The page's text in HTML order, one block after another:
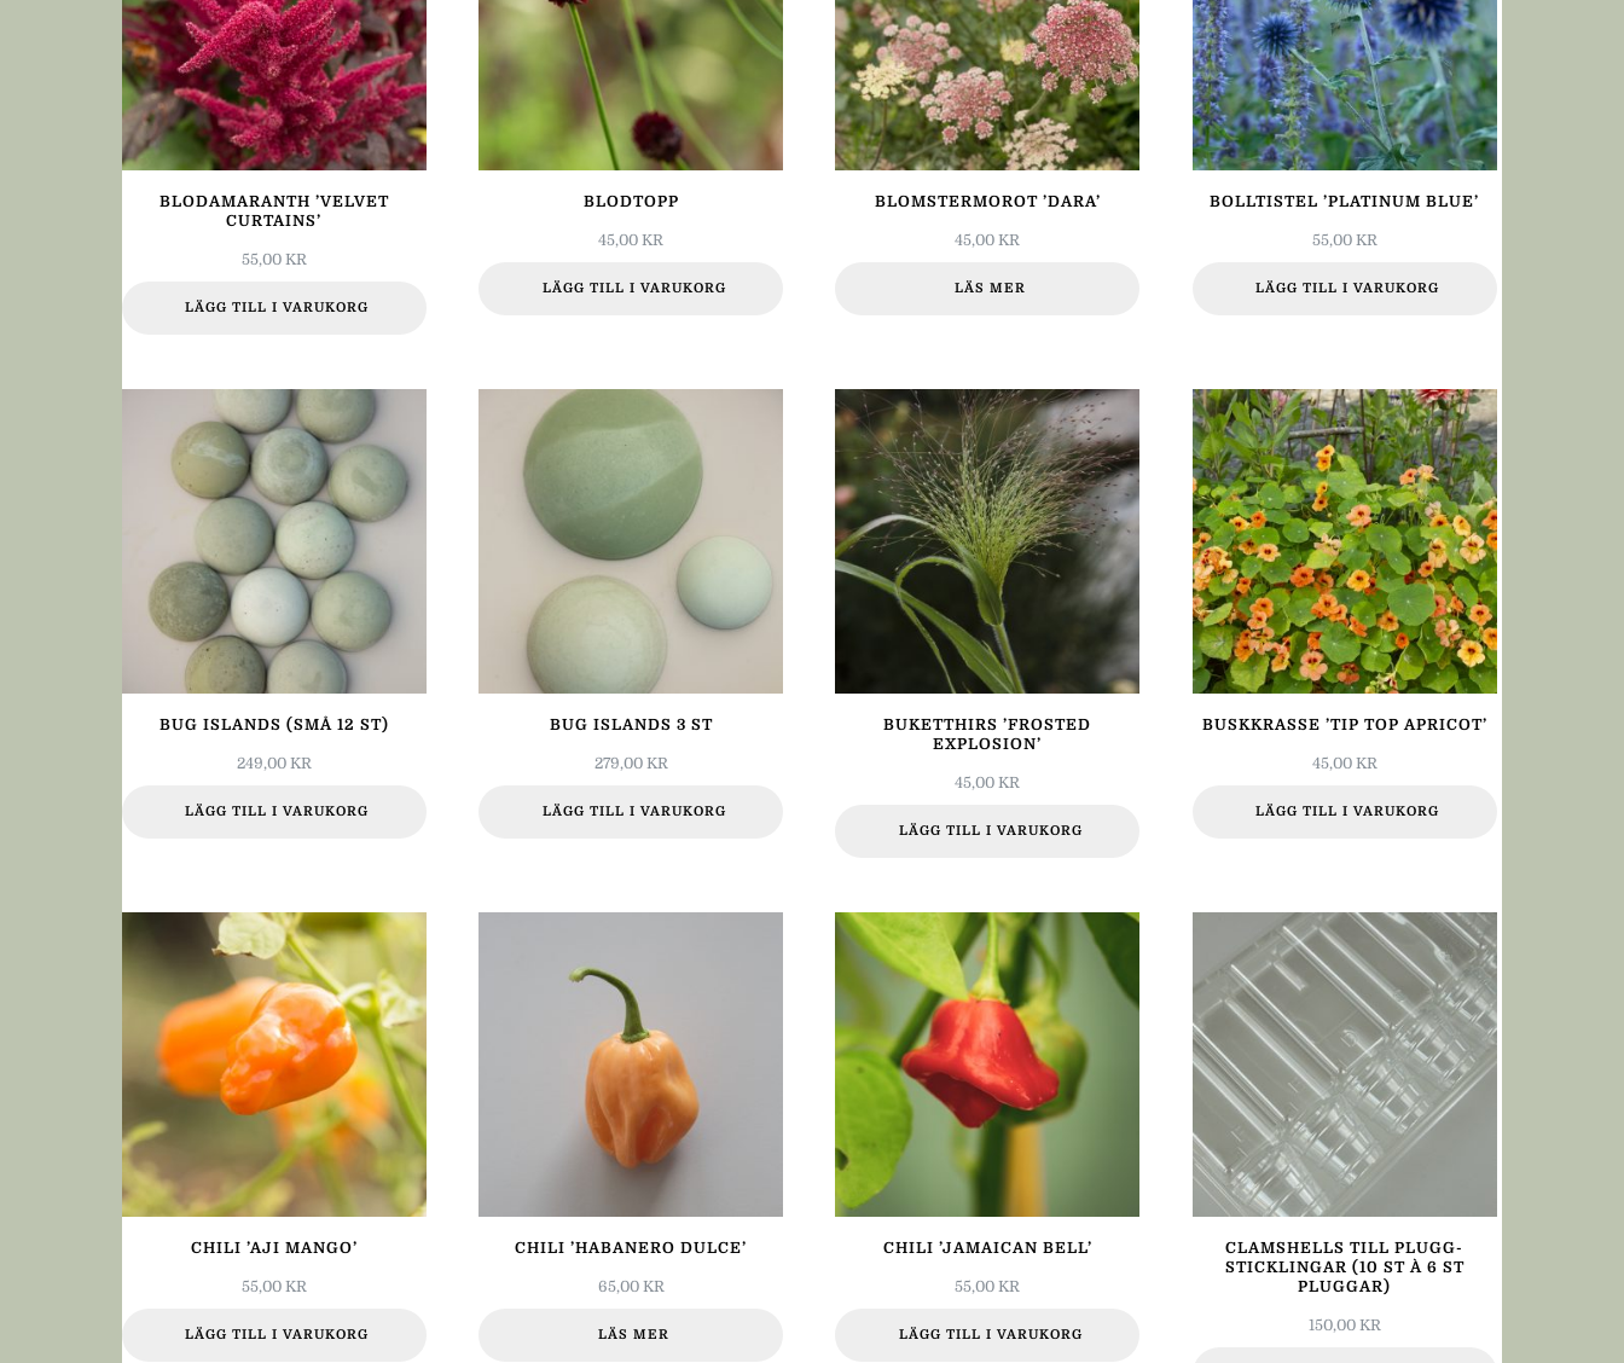
BLODAMARANTH ’VELVET
CURTAINS’
55,00 KR
LÄGG TILL I VARUKORG
BLODTOPP
45,00KR
LÄGG TILL I VARUKORG
BLOMSTERMOROT ’DARA’
45,00KR
LÄS MER
BOLLTISTEL ’PLATINUM BLUE’
55,00 KR
LÄGG TILL I VARUKORG
BUG ISLANDS (SMÅ 12 ST)
249,00 KR
LÄGG TILL I VARUKORG
BUG ISLANDS 3 ST
279,00 KR
LÄGG TILL I VARUKORG
BUKETTHIRS ’FROSTED
EXPLOSION’
45,00KR
LÄGG TILL I VARUKORG
BUSKKRASSE ’TIP TOP APRICOT’
45,00 KR
LÄGG TILL I VARUKORG
CHILI ’AJI MANGO’
55,00 KR
LÄGG TILL I VARUKORG
CHILI ’HABANERO DULCE’
65,00 KR
LÄS MER
CHILI ’JAMAICAN BELL’
55,00KR
LÄGG TILL I VARUKORG
CLAMSHELLS TILL PLUGG-
STICKLINGAR (10 ST À 6 ST
PLUGGAR)
150,00 KR